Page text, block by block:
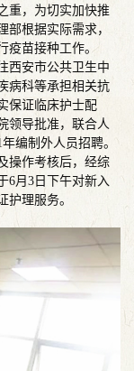
，为切实加快推
根据实际需求，
疫苗接种工作。
西安市公共卫生中
病科等承担相关抗
保证临床护士配
领导批准，联合人
编制外人员招聘。
操作考核后，经综
6月3日下午对新入
护理服务。